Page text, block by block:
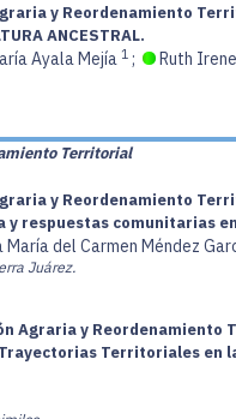
y Reordenamiento
ANCESTRAL.
Ayala Mejía 1 ; Ruth
Territorial
y Reordenamiento
respuestas comunitarias
María del Carmen Méndez
Juárez.
Agraria y Reordenamiento
Territoriales